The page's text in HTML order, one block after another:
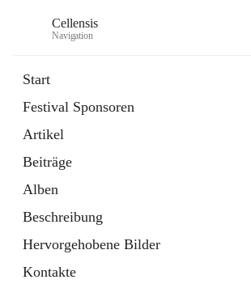
Cellensis
Navigation
Start
Festival Sponsoren
Artikel
Beiträge
Alben
Beschreibung
Hervorgehobene Bilder
Kontakte
Festival Sponsoren